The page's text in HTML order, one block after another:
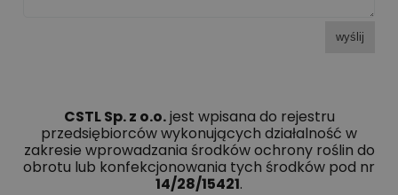
wyślij
CSTL Sp. z o.o.jest wpisana do rejestru
przedsiębiorców wykonujących działalność w
zakresie wprowadzania środków ochrony roślin do
obrotu lub konfekcjonowania tych środków pod nr
14/28/15421.